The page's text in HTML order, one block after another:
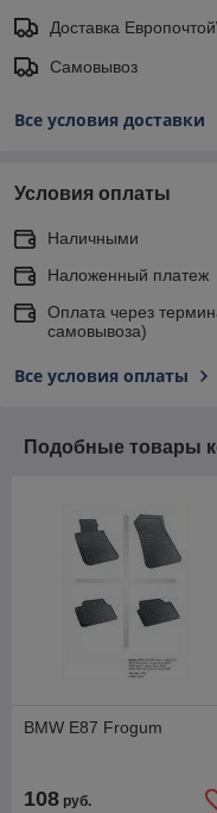
Доставка
Самовывоз
Все условия доставки
Условия оплаты
Наличными
Наложенный платеж
Оплата через
самовывоза)
Все условия оплаты
Подобные товары
BMW E87 Frogum
108 руб.